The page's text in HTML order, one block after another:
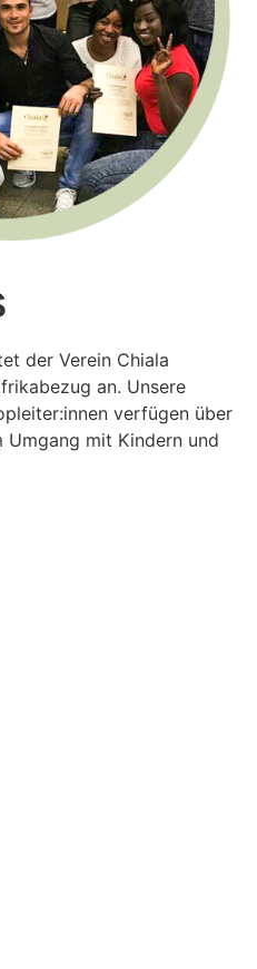
der Verein Chiala
an. Unsere
verfügen über
Umgang mit Kindern und